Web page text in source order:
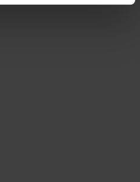
imprescindibles.
quieras permitir en tu
ninguna utilizaremos
para la navegación.